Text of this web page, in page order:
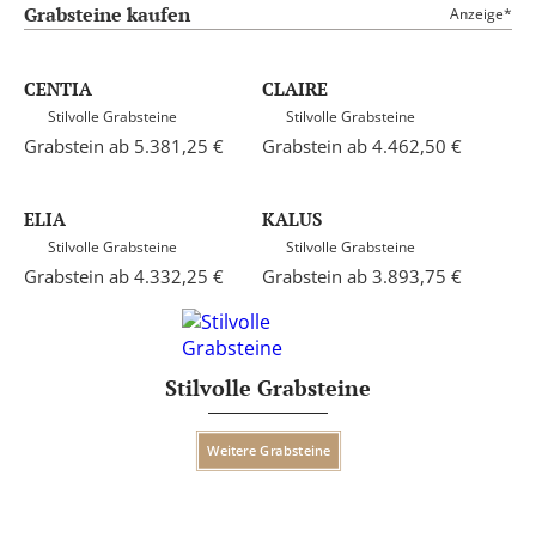
Grabsteine kaufen Anzeige*
Stilvolle Grabsteine
Weitere Grabsteine
CENTIA
Stilvolle Grabsteine
Grabstein ab 5.381,25 €
CLAIRE
Stilvolle Grabsteine
Grabstein ab 4.462,50 €
ELIA
Stilvolle Grabsteine
Grabstein ab 4.332,25 €
KALUS
Stilvolle Grabsteine
Grabstein ab 3.893,75 €